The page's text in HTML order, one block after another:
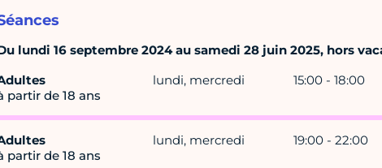
lundi 16 septembre 2024 au samedi 28 juin 2025, hors
partir de 18 ans
lundi, mercredi 15:00 - 18:00
partir de 18 ans
lundi, mercredi 19:00 - 22:00